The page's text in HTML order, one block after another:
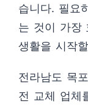
습니다. 필요
는 것이 가장
생활을 시작
전라남도 목
전 교체 업체